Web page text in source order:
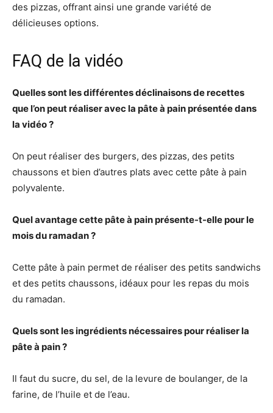
des pizzas, offrant ainsi une grande variété de
délicieuses options.
FAQ de la vidéo
Quelles sont les différentes déclinaisons de recettes
que l’on peut réaliser avec la pâte à pain présentée dans
la vidéo ?
On peut réaliser des burgers, des pizzas, des petits
chaussons et bien d’autres plats avec cette pâte à pain
polyvalente.
Quel avantage cette pâte à pain présente-t-elle pour le
mois du ramadan ?
Cette pâte à pain permet de réaliser des petits sandwichs
et des petits chaussons, idéaux pour les repas du mois
du ramadan.
Quels sont les ingrédients nécessaires pour réaliser la
pâte à pain ?
Il faut du sucre, du sel, de la levure de boulanger, de la
farine, de l’huile et de l’eau.